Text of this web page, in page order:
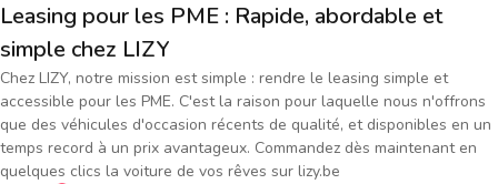
Leasing pour les PME : Rapide, abordable et
simple chez LIZY
Chez LIZY, notre mission est simple : rendre le leasing simple et
accessible pour les PME. C'est la raison pour laquelle nous n'offrons
que des véhicules d'occasion récents de qualité, et disponibles en un
temps record à un prix avantageux. Commandez dès maintenant en
quelques clics la voiture de vos rêves sur lizy.be